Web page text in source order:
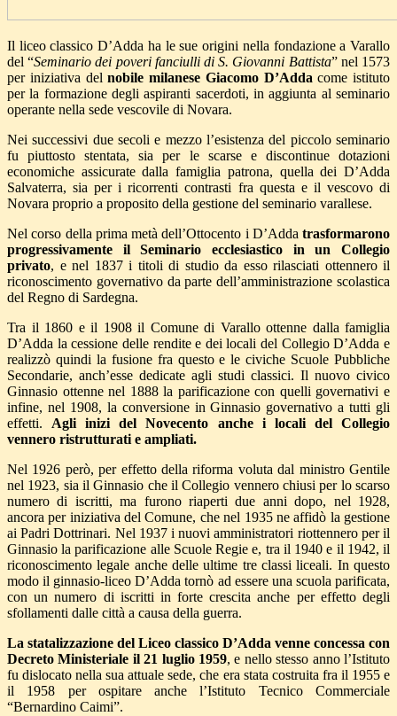
Il liceo classico D’Adda ha le sue origini nella fondazione a Varallo
del “Seminario dei poveri fanciulli di S. Giovanni Battista” nel 1573
per iniziativa del nobile milanese Giacomo D’Adda come istituto
per la formazione degli aspiranti sacerdoti, in aggiunta al seminario
operante nella sede vescovile di Novara.
Nei successivi due secoli e mezzo l’esistenza del piccolo seminario
fu piuttosto stentata, sia per le scarse e discontinue dotazioni
economiche assicurate dalla famiglia patrona, quella dei D’Adda
Salvaterra, sia per i ricorrenti contrasti fra questa e il vescovo di
Novara proprio a proposito della gestione del seminario varallese.
Nel corso della prima metà dell’Ottocento i D’Adda trasformarono
progressivamente il Seminario ecclesiastico in un Collegio
privato, e nel 1837 i titoli di studio da esso rilasciati ottennero il
riconoscimento governativo da parte dell’amministrazione scolastica
del Regno di Sardegna.
Tra il 1860 e il 1908 il Comune di Varallo ottenne dalla famiglia
D’Adda la cessione delle rendite e dei locali del Collegio D’Adda e
realizzò quindi la fusione fra questo e le civiche Scuole Pubbliche
Secondarie, anch’esse dedicate agli studi classici. Il nuovo civico
Ginnasio ottenne nel 1888 la parificazione con quelli governativi e
infine, nel 1908, la conversione in Ginnasio governativo a tutti gli
effetti.
Agli inizi del Novecento anche i locali del Collegio
vennero ristrutturati e ampliati.
Nel 1926 però, per effetto della riforma voluta dal ministro Gentile
nel 1923, sia il Ginnasio che il Collegio vennero chiusi per lo scarso
numero di iscritti, ma furono riaperti due anni dopo, nel 1928,
ancora per iniziativa del Comune, che nel 1935 ne affidò la gestione
ai Padri Dottrinari. Nel 1937 i nuovi amministratori riottennero per il
Ginnasio la parificazione alle Scuole Regie e, tra il 1940 e il 1942, il
riconoscimento legale anche delle ultime tre classi liceali. In questo
modo il ginnasio-liceo D’Adda tornò ad essere una scuola parificata,
con un numero di iscritti in forte crescita anche per effetto degli
sfollamenti dalle città a causa della guerra.
La statalizzazione del Liceo classico D’Adda venne concessa con
Decreto Ministeriale il 21 luglio 1959, e nello stesso anno l’Istituto
fu dislocato nella sua attuale sede, che era stata costruita fra il 1955 e
il 1958 per ospitare anche l’Istituto Tecnico Commerciale
“Bernardino Caimi”.